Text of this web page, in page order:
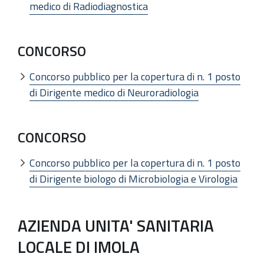
medico di Radiodiagnostica
CONCORSO
Concorso pubblico per la copertura di n. 1 posto
di Dirigente medico di Neuroradiologia
CONCORSO
Concorso pubblico per la copertura di n. 1 posto
di Dirigente biologo di Microbiologia e Virologia
AZIENDA UNITA' SANITARIA
LOCALE DI IMOLA